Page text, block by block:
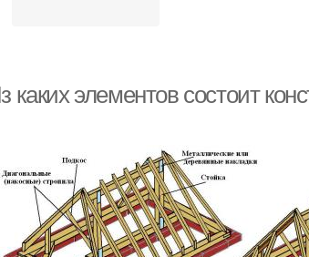
элементов состоит